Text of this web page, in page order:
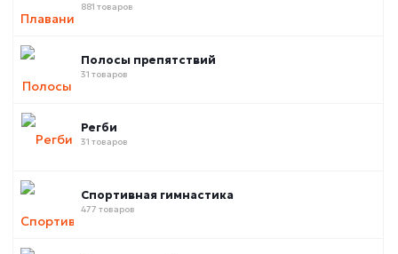
881 товаров
Полосы препятствий
31 товаров
Регби
31 товаров
Спортивная гимнастика
477 товаров